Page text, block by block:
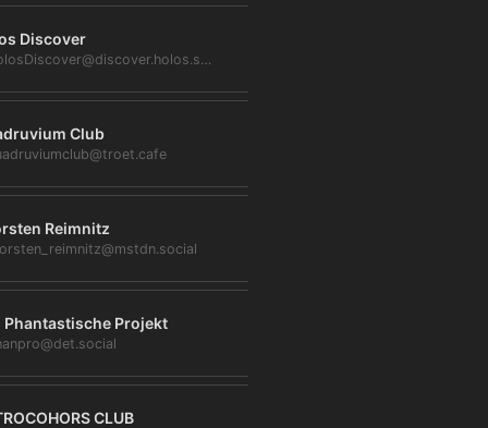
Discover
@HolosDiscover@discover.holos.social
Club
Reimnitz
Phantastische Projekt
CLUB